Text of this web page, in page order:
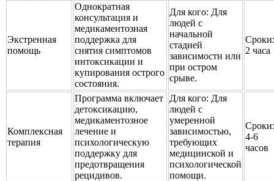
Экстренная
помощь
Однократная
консультация и
медикаментозная
поддержка для
снятия симптомов
интоксикации и
купирования острого
состояния.
Для кого: Для
людей с
начальной
стадией
зависимости или
при остром
срыве.
Сроки:
2 часа
Комплексная
терапия
Программа включает
детоксикацию,
медикаментозное
лечение и
психологическую
поддержку для
предотвращения
рецидивов.
Для кого: Для
людей с
умеренной
зависимостью,
требующих
медицинской и
психологической
помощи.
Сроки:
4-6
часов